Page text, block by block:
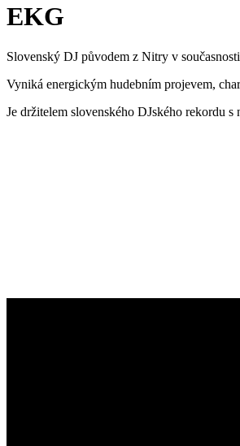
EKG
Slovenský DJ původem z Nitry v
Vyniká energickým hudebním projevem,
Je držitelem slovenského DJského rekordu